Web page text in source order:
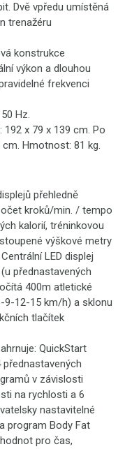
Dvě vpředu umístěná
trenažéru
konstrukce
výkon a dlouhou
frekvenci
Hz.
192 x 79 x 139 cm. Po
cm. Hmotnost: 81 kg.
přehledně
kroků/min. / tempo
kalorií, tréninkovou
výškové metry
LED displej
přednastavených
400m atletické
9-12-15 km/h) a sklonu
tlačítek
QuickStart
v závislosti
na rychlosti a 6
nastavitelné
program Body Fat
pro čas,